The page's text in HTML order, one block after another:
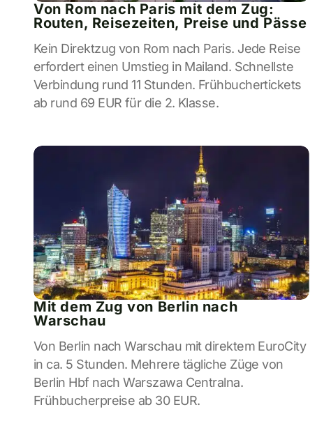
Von Rom nach Paris mit dem Zug:
Routen, Reisezeiten, Preise und Pässe
Kein Direktzug von Rom nach Paris. Jede Reise
erfordert einen Umstieg in Mailand. Schnellste
Verbindung rund 11 Stunden. Frühbuchertickets
ab rund 69 EUR für die 2. Klasse.
Mit dem Zug von Berlin nach
Warschau
Von Berlin nach Warschau mit direktem EuroCity
in ca. 5 Stunden. Mehrere tägliche Züge von
Berlin Hbf nach Warszawa Centralna.
Frühbucherpreise ab 30 EUR.